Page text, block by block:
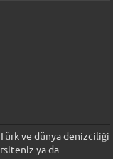
ve dünya denizciliği
ya da